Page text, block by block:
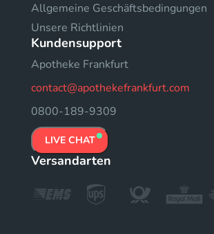
Allgemeine Geschäftsbedingungen
Unsere Richtlinien
Kundensupport
Apotheke Frankfurt
contact@apothekefrankfurt.com
0800-189-9309
LIVE CHAT
Versandarten